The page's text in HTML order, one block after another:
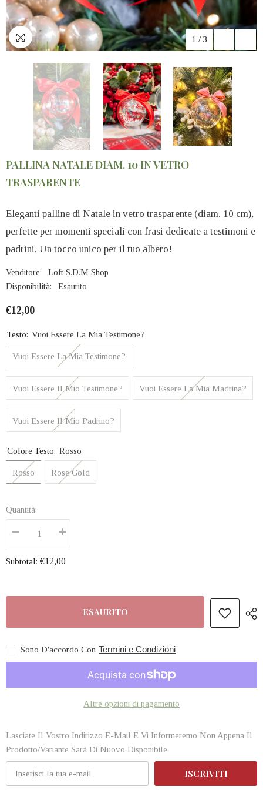
1 / 3
PALLINA NATALE DIAM. 10 IN VETRO
TRASPARENTE
Eleganti palline di Natale in vetro trasparente (diam. 10 cm),
perfette per momenti speciali con frasi dedicate a testimoni e
padrini. Un tocco unico per il tuo albero!
Venditore:
Loft S.D.M Shop
Disponibilità:
Esaurito
€12,00
Testo: Vuoi Essere La Mia Testimone?
Vuoi Essere La Mia Testimone?
Vuoi Essere Il Mio Testimone? Vuoi Essere La Mia Madrina?
Vuoi Essere Il Mio Padrino?
Colore Testo: Rosso
Rosso Rose Gold
Quantità:
Diminuire
per
10
Aumenta
per
10
VETRO
Subtotal: €12,00
ESAURITO
Sono D'accordo Con Termini e Condizioni
Altre opzioni di pagamento
Lasciate Il Vostro Indirizzo E-Mail E Vi Informeremo Non Appena Il
Prodotto/variante Sarà Di Nuovo Disponibile.
ISCRIVITI